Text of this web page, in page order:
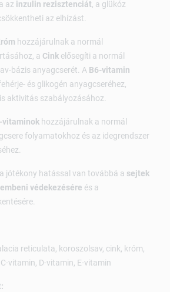
az inzulin rezisztenciát , a glükóz
az elhízást.
hozzájárulnak a normál
a Cink elősegíti a normál
bázis anyagcserét. A B6-vitamin
és glikogén anyagcseréhez,
aktivitás szabályozásához.
vitaminok hozzájárulnak a normál
folyamatokhoz és az idegrendszer
jótékony hatással van továbbá a sejtek
védekezésére és a
reticulata, koroszolsav, cink, króm,
vitamin, D-vitamin, E-vitamin